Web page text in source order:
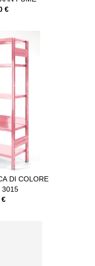
€
DI COLORE
3015
€